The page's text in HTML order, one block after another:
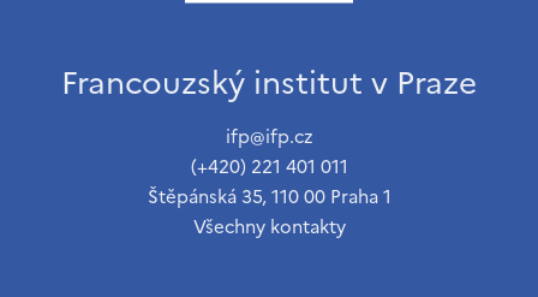
Francouzský institut v Praze
ifp@ifp.cz
(+420) 221 401 011
Štěpánská 35, 110 00 Praha 1
Všechny kontakty